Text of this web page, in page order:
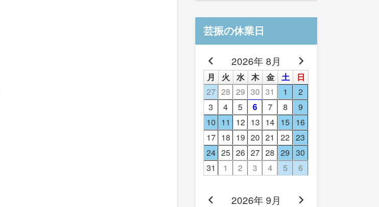
芸振の休業日
2026年 8月
月 火 水 木 金 土
日
27 28 29 30 31 1
2
3
4 5 6 7 8
9
10 11 12 13 14 15 16
17 18 19 20 21 22 23
24 25 26 27 28 29 30
31
1 2 3 4 5 6
2026年 9月